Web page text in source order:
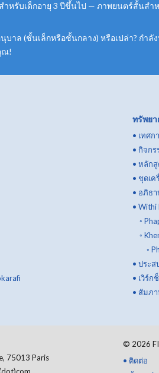
ำหรับเด็กอายุ 3 ปีขึ้นไป — ภาพยนตร์สั้นส
บาล (ชั้นเล็กหรือชั้นกลาง) หรือเปล่า? กำ
ณ!
ทรัพยา
• เทศก
• กิจกร
• หลักสู
• ชุดเค
• อภิธ
• Withi
◦
◦
◦
• ประส
• เวิร์ก
• สัมภ
75013 Paris
© 2026
• ติดต่อ